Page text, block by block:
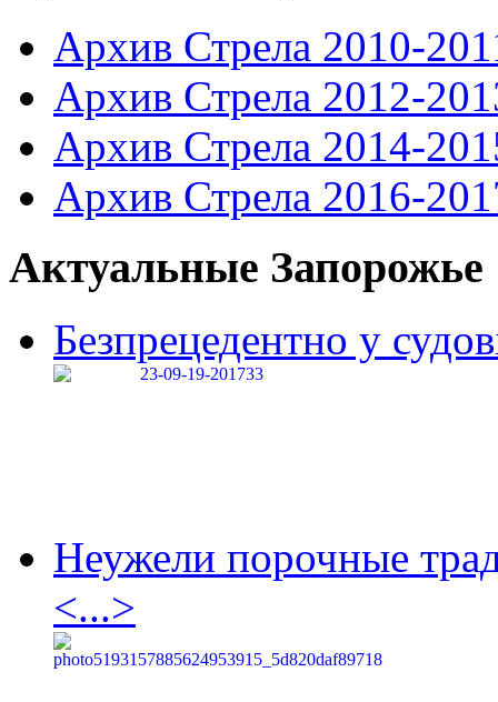
Архив Стрела 2010-
Архив Стрела 2012-
Архив Стрела 2014-
Архив Стрела 2016-
Актуальные Запорожье
Безпрецедентно у
Неужели порочные
<...>